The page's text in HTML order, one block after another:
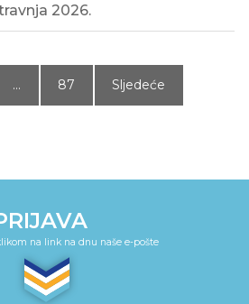
2026.
Paginacija
objava
… 87 Sljedeće
na link na dnu naše e-pošte